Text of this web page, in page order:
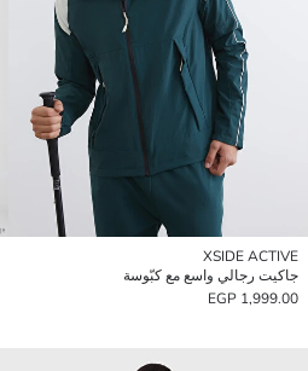
XSIDE ACTIVE
جاكيت رجالي واسع مع كبّوسة
1,999.00 EGP